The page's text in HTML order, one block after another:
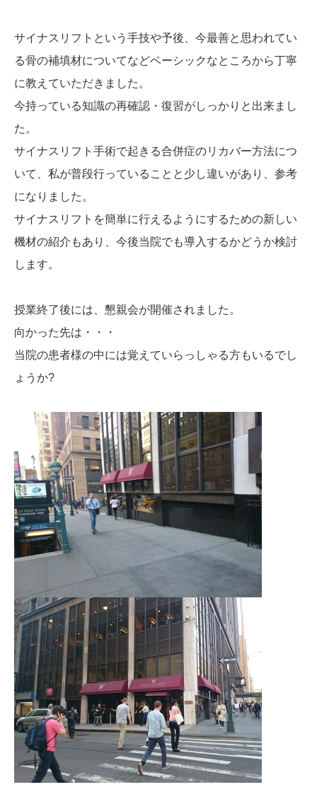
サイナスリフトという手技や予後、今最善と思われてい
る骨の補填材についてなどベーシックなところから丁寧
に教えていただきました。
今持っている知識の再確認・復習がしっかりと出来まし
た。
サイナスリフト手術で起きる合併症のリカバー方法につ
いて、私が普段行っていることと少し違いがあり、参考
になりました。
サイナスリフトを簡単に行えるようにするための新しい
機材の紹介もあり、今後当院でも導入するかどうか検討
します。
授業終了後には、懇親会が開催されました。
向かった先は・・・
当院の患者様の中には覚えていらっしゃる方もいるでし
ょうか?